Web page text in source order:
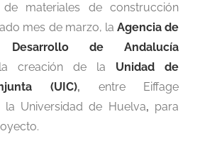
materiales de construcción
mes de marzo, la Agencia de
de Andalucía
creación de la Unidad de
(UIC), entre Eiffage
la Universidad de Huelva, para